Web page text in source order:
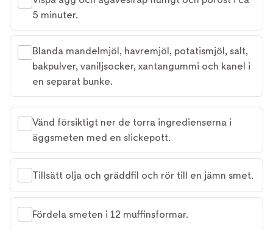
5 minuter.
Blanda mandelmjöl, havremjöl, potatismjöl, salt,
bakpulver, vaniljsocker, xantangummi och kanel i
en separat bunke.
Vänd försiktigt ner de torra ingredienserna i
äggsmeten med en slickepott.
Tillsätt olja och gräddfil och rör till en jämn smet.
Fördela smeten i 12 muffinsformar.